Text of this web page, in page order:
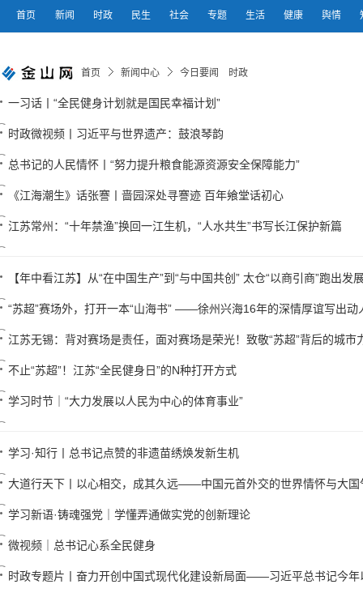
首页 新闻 时政 民生 社会 专题 生活 健康 舆情
首页 新闻中心 今日要闻 时政
一习话丨“全民健身计划就是国民幸福计划”
时政微视频丨习近平与世界遗产：鼓浪琴韵
总书记的人民情怀丨“努力提升粮食能源资源安全保障能力”
《江海潮生》话张謇丨啬园深处寻謇迹 百年飨堂话初心
江苏常州：“十年禁渔”换回一江生机，“人水共生”书写长江保护新篇
【年中看江苏】从“在中国生产”到“与中国共创” 太仓“以商引商”跑出发
“苏超”赛场外，打开一本“山海书” ——徐州兴海16年的深情厚谊写出动
江苏无锡：背对赛场是责任，面对赛场是荣光！致敬“苏超”背后的城市
不止“苏超”！江苏“全民健身日”的N种打开方式
学习时节｜“大力发展以人民为中心的体育事业”
学习·知行丨总书记点赞的非遗苗绣焕发新生机
大道行天下丨以心相交，成其久远——中国元首外交的世界情怀与大国
学习新语·铸魂强党｜学懂弄通做实党的创新理论
微视频｜总书记心系全民健身
时政专题片丨奋力开创中国式现代化建设新局面——习近平总书记今年